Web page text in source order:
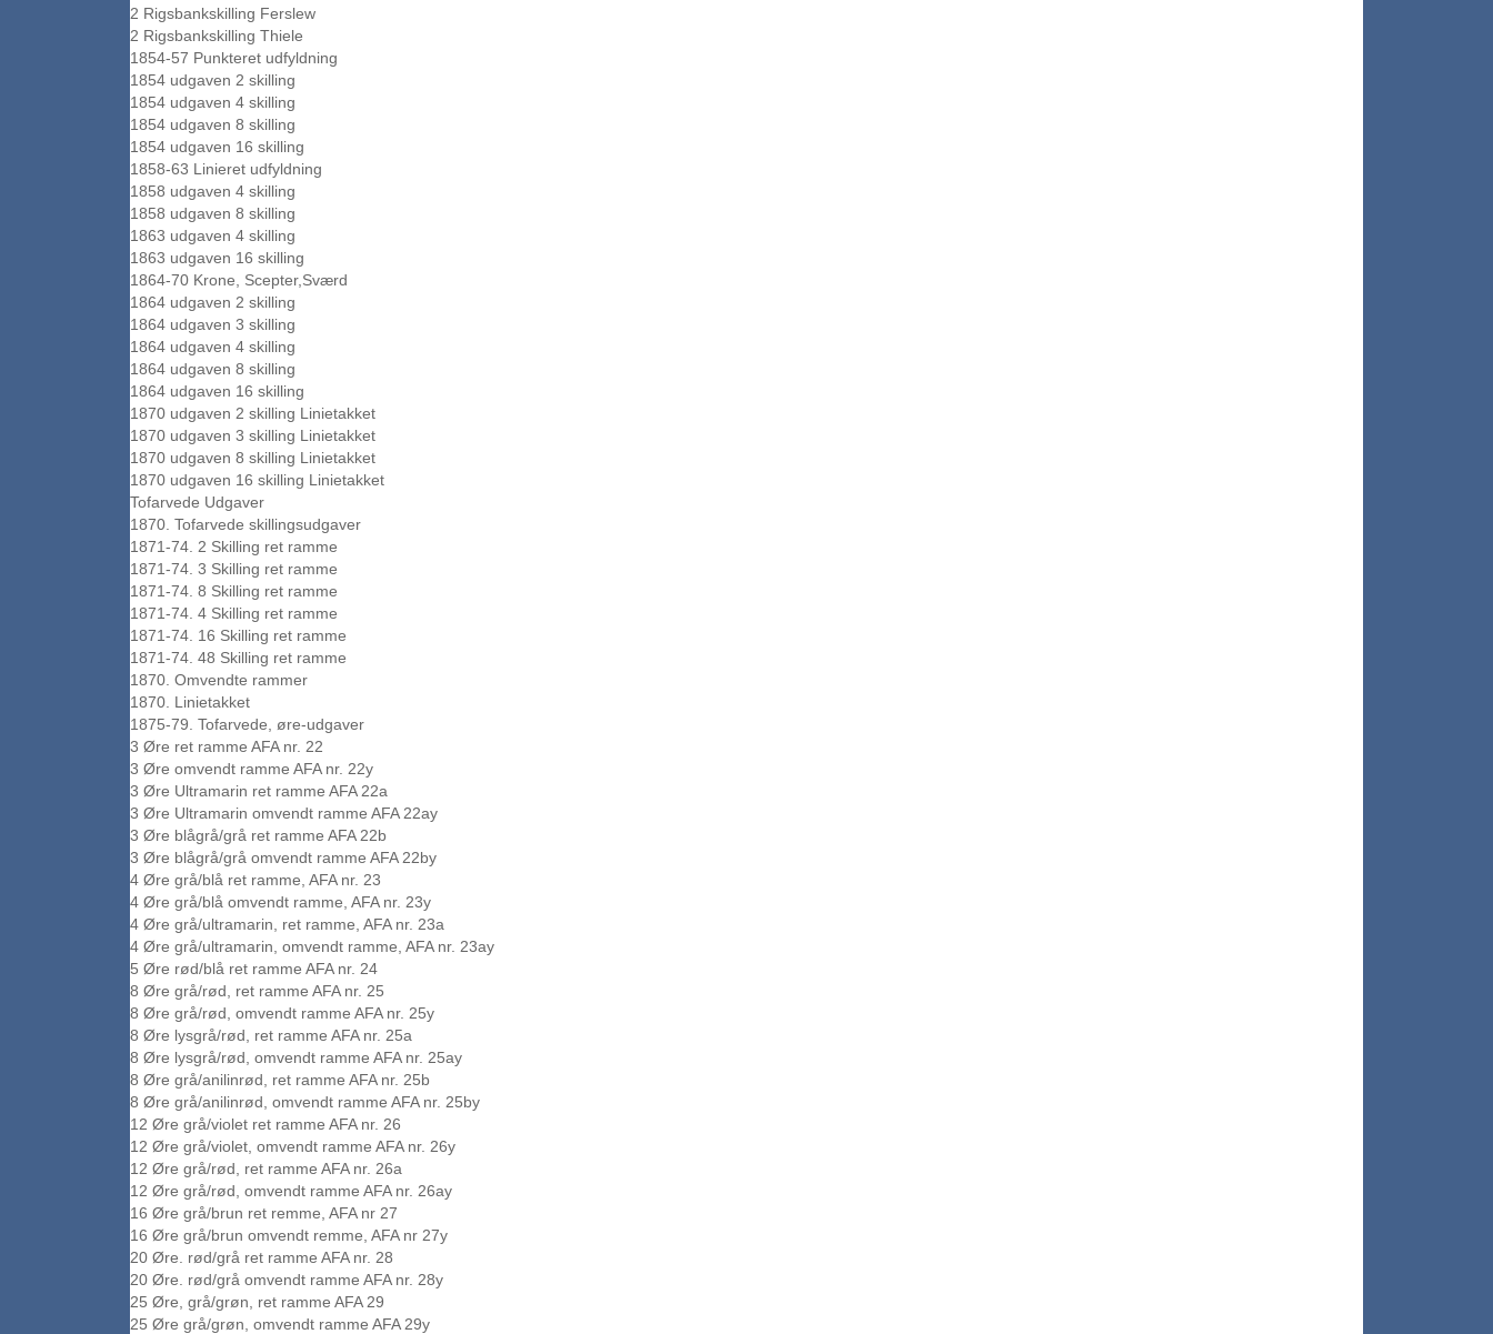
2 Rigsbankskilling Ferslew
2 Rigsbankskilling Thiele
1854-57 Punkteret udfyldning
1854 udgaven 2 skilling
1854 udgaven 4 skilling
1854 udgaven 8 skilling
1854 udgaven 16 skilling
1858-63 Linieret udfyldning
1858 udgaven 4 skilling
1858 udgaven 8 skilling
1863 udgaven 4 skilling
1863 udgaven 16 skilling
1864-70 Krone, Scepter,Sværd
1864 udgaven 2 skilling
1864 udgaven 3 skilling
1864 udgaven 4 skilling
1864 udgaven 8 skilling
1864 udgaven 16 skilling
1870 udgaven 2 skilling Linietakket
1870 udgaven 3 skilling Linietakket
1870 udgaven 8 skilling Linietakket
1870 udgaven 16 skilling Linietakket
Tofarvede Udgaver
1870. Tofarvede skillingsudgaver
1871-74. 2 Skilling ret ramme
1871-74. 3 Skilling ret ramme
1871-74. 8 Skilling ret ramme
1871-74. 4 Skilling ret ramme
1871-74. 16 Skilling ret ramme
1871-74. 48 Skilling ret ramme
1870. Omvendte rammer
1870. Linietakket
1875-79. Tofarvede, øre-udgaver
3 Øre ret ramme AFA nr. 22
3 Øre omvendt ramme AFA nr. 22y
3 Øre Ultramarin ret ramme AFA 22a
3 Øre Ultramarin omvendt ramme AFA 22ay
3 Øre blågrå/grå ret ramme AFA 22b
3 Øre blågrå/grå omvendt ramme AFA 22by
4 Øre grå/blå ret ramme, AFA nr. 23
4 Øre grå/blå omvendt ramme, AFA nr. 23y
4 Øre grå/ultramarin, ret ramme, AFA nr. 23a
4 Øre grå/ultramarin, omvendt ramme, AFA nr. 23ay
5 Øre rød/blå ret ramme AFA nr. 24
8 Øre grå/rød, ret ramme AFA nr. 25
8 Øre grå/rød, omvendt ramme AFA nr. 25y
8 Øre lysgrå/rød, ret ramme AFA nr. 25a
8 Øre lysgrå/rød, omvendt ramme AFA nr. 25ay
8 Øre grå/anilinrød, ret ramme AFA nr. 25b
8 Øre grå/anilinrød, omvendt ramme AFA nr. 25by
12 Øre grå/violet ret ramme AFA nr. 26
12 Øre grå/violet, omvendt ramme AFA nr. 26y
12 Øre grå/rød, ret ramme AFA nr. 26a
12 Øre grå/rød, omvendt ramme AFA nr. 26ay
16 Øre grå/brun ret remme, AFA nr 27
16 Øre grå/brun omvendt remme, AFA nr 27y
20 Øre. rød/grå ret ramme AFA nr. 28
20 Øre. rød/grå omvendt ramme AFA nr. 28y
25 Øre, grå/grøn, ret ramme AFA 29
25 Øre grå/grøn, omvendt ramme AFA 29y